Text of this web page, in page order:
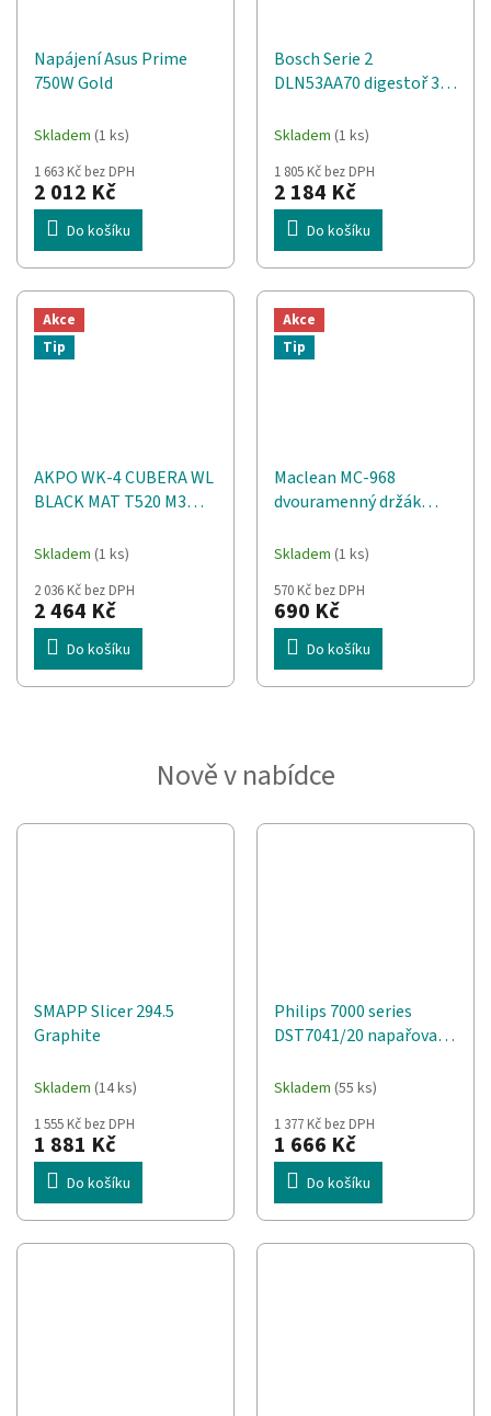
Napájení Asus Prime
750W Gold
Skladem (1 ks)
1 663 Kč bez DPH
2 012 Kč
Do košíku
Bosch Serie 2
DLN53AA70 digestoř 302
Nerezová ocel
Skladem (1 ks)
1 805 Kč bez DPH
2 184 Kč
Do košíku
Akce
Tip
AKPO WK-4 CUBERA WL
BLACK MAT T520 M3
HLINÍKOVÝ FILTR
Skladem (1 ks)
2 036 Kč bez DPH
2 464 Kč
Do košíku
Akce
Tip
Maclean MC-968
dvouramenný držák
pružinou 17-57 palců 27
Skladem (1 ks)
570 Kč bez DPH
690 Kč
Do košíku
Nově v nabídce
SMAPP Slicer 294.5
Graphite
Skladem (14 ks)
1 555 Kč bez DPH
1 881 Kč
Do košíku
Philips 7000 series
DST7041/20 napařovací
modrá
Skladem (55 ks)
1 377 Kč bez DPH
1 666 Kč
Do košíku